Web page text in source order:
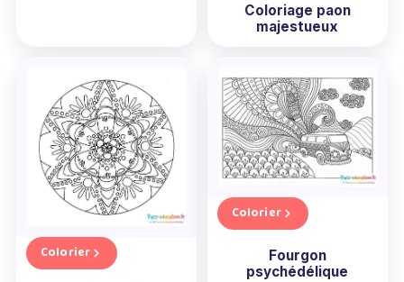
Coloriage paon
majestueux
Colorier
Colorier
Fourgon
psychédélique